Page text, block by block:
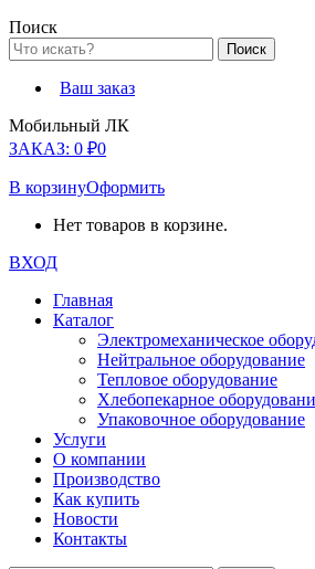
Поиск
Ваш заказ
Мобильный ЛК
ЗАКАЗ: 0 ₽0
В корзинуОформить
Нет товаров в корзине.
ВХОД
Главная
Каталог
Электромеханическое
Нейтральное оборудование
Тепловое оборудование
Хлебопекарное
Упаковочное оборудование
Услуги
О компании
Производство
Как купить
Новости
Контакты